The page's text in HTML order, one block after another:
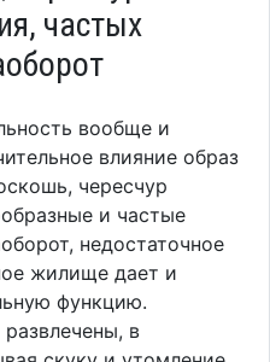
частых
вообще и
влияние образ
чересчур
и частые
недостаточное
жилище дает и
функцию.
в